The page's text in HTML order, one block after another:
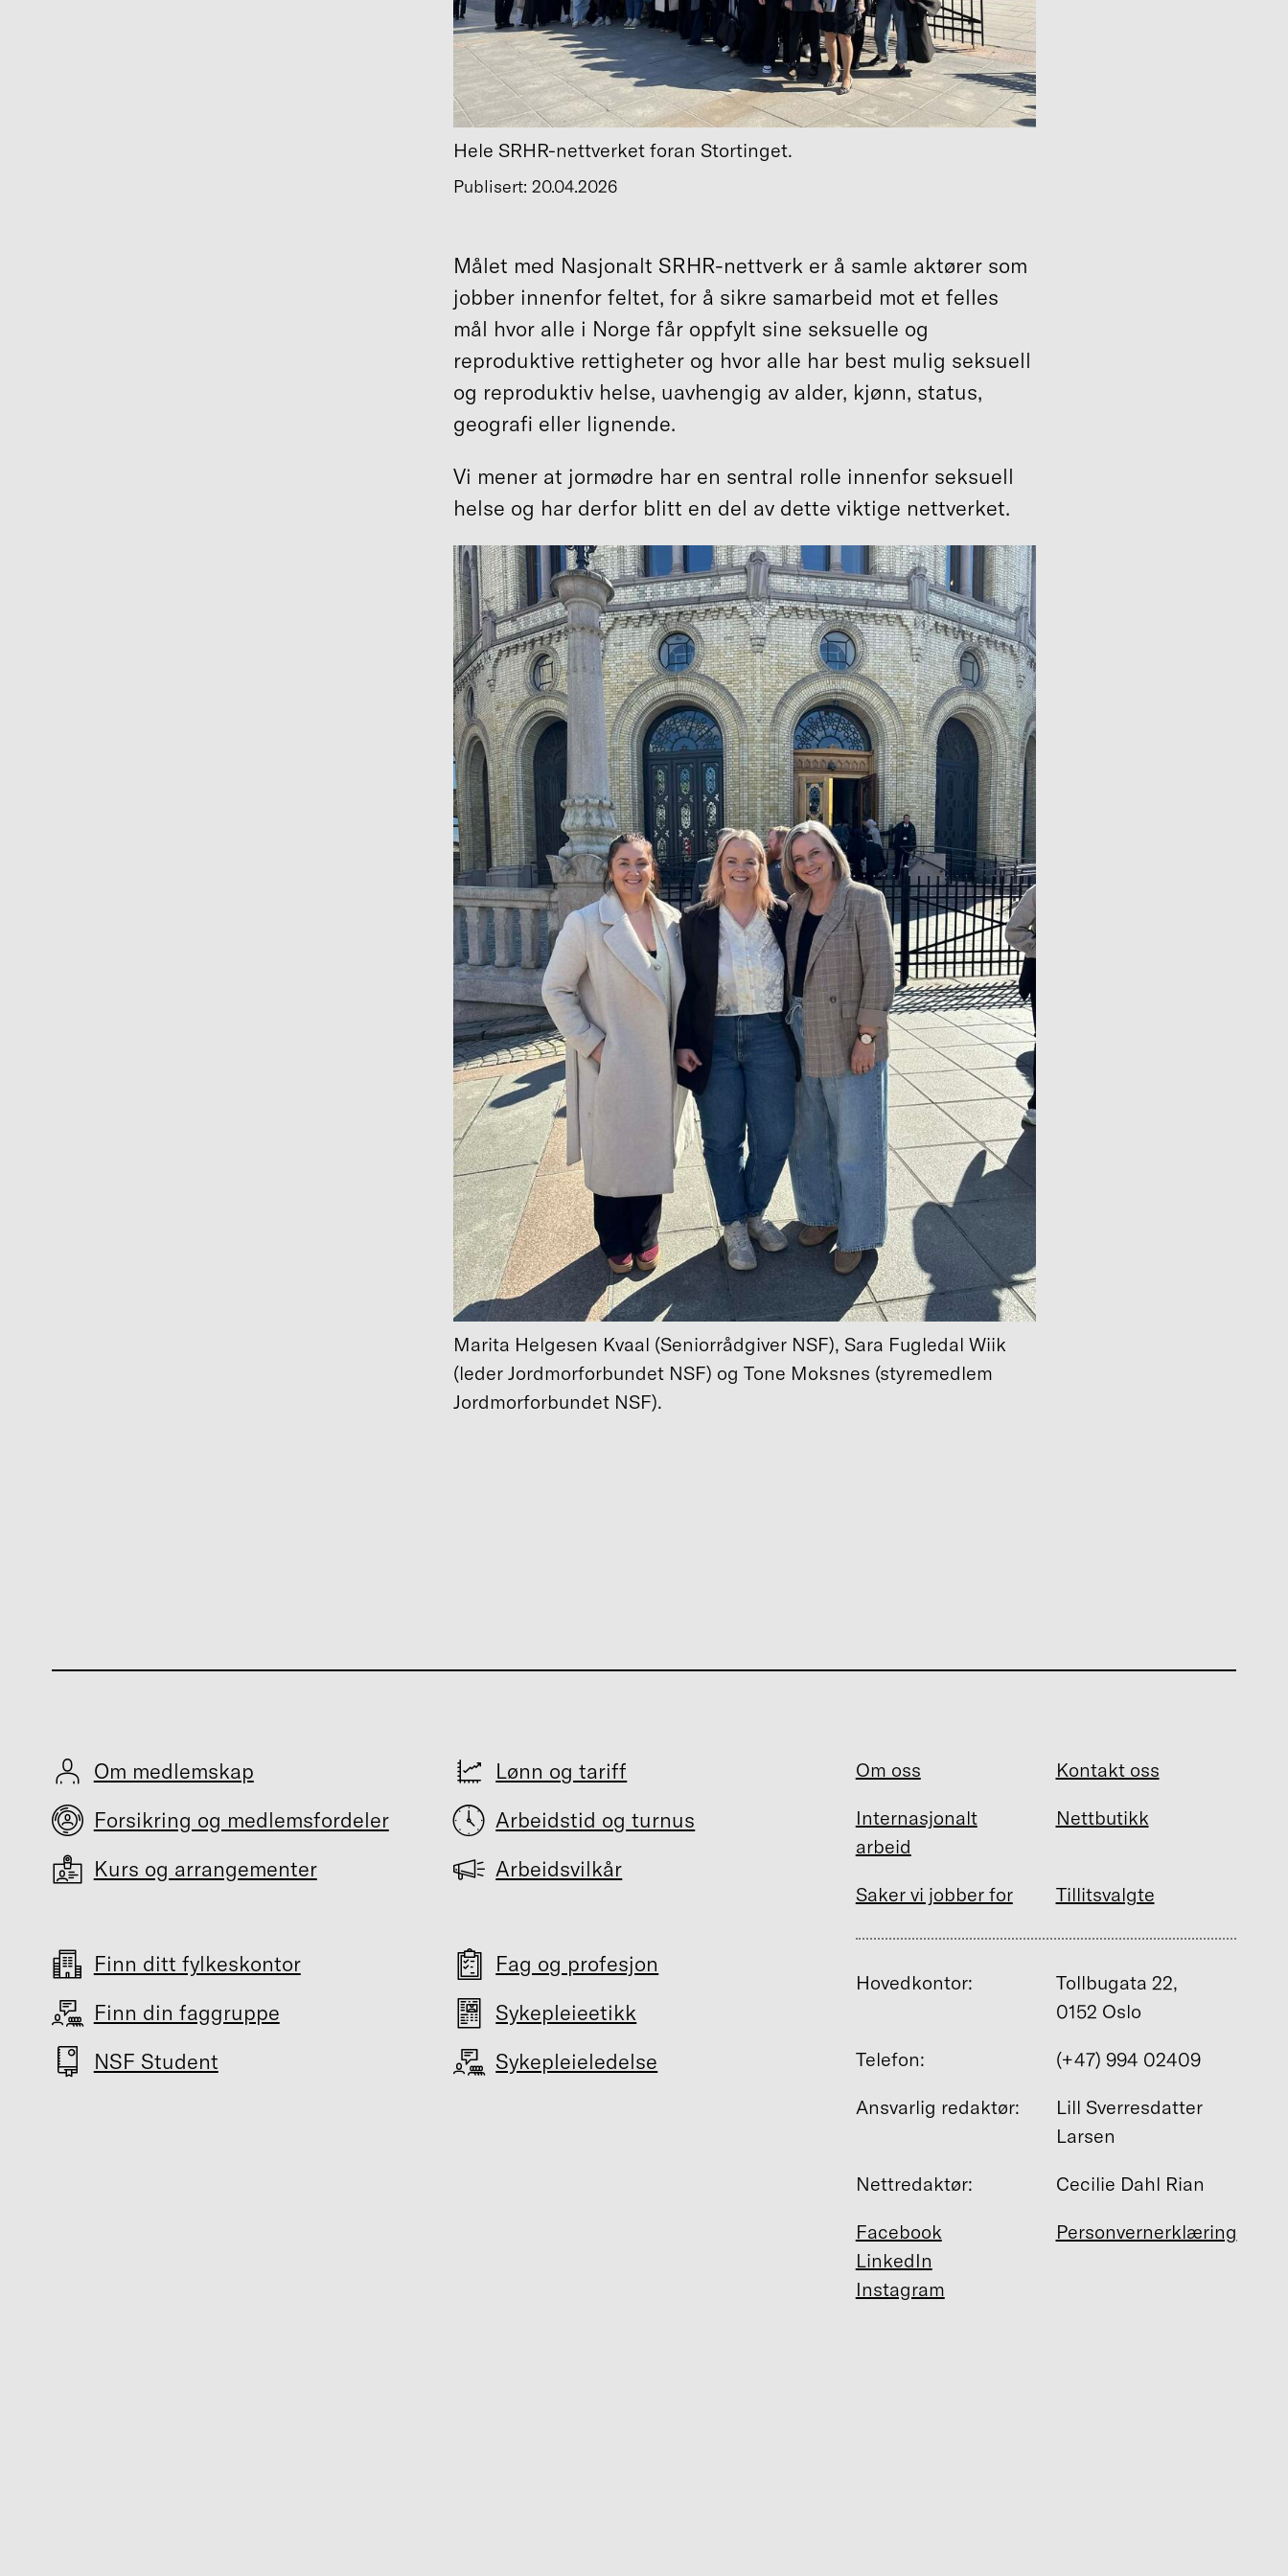
Hele SRHR-nettverket foran Stortinget.
Publisert: 20.04.2026
Målet med Nasjonalt SRHR-nettverk er å samle aktører som
jobber innenfor feltet, for å sikre samarbeid mot et felles
mål hvor alle i Norge får oppfylt sine seksuelle og
reproduktive rettigheter og hvor alle har best mulig seksuell
og reproduktiv helse, uavhengig av alder, kjønn, status,
geografi eller lignende.
Vi mener at jormødre har en sentral rolle innenfor seksuell
helse og har derfor blitt en del av dette viktige nettverket.
Marita Helgesen Kvaal (Seniorrådgiver NSF), Sara Fugledal Wiik
(leder Jordmorforbundet NSF) og Tone Moksnes (styremedlem
Jordmorforbundet NSF).
Om medlemskap
Forsikring og medlemsfordeler
Kurs og arrangementer
Finn ditt fylkeskontor
Finn din faggruppe
NSF Student
Lønn og tariff
Arbeidstid og turnus
Arbeidsvilkår
Fag og profesjon
Sykepleieetikk
Sykepleieledelse
Om oss
Kontakt oss
Internasjonalt
arbeid
Nettbutikk
Saker vi jobber for Tillitsvalgte
Hovedkontor:
Tollbugata 22,
0152 Oslo
Telefon:
(+47) 994 02409
Ansvarlig redaktør:
Lill Sverresdatter
Larsen
Nettredaktør:
Cecilie Dahl Rian
Facebook
LinkedIn
Instagram
Personvernerklæring